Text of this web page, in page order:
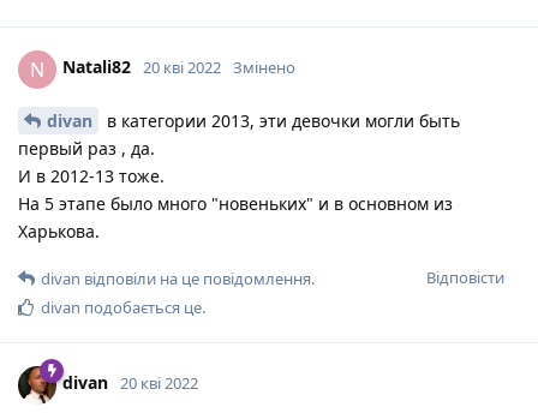
N Natali82 20 кві 2022 Змінено
divan
в категории 2013, эти девочки могли быть
первый раз , да.
И в 2012-13 тоже.
На 5 этапе было много "новеньких" и в основном из
Харькова.
Відповісти
divan відповіли на це повідомлення.
divan подобається це.
divan 20 кві 2022